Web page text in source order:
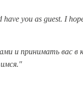
you as guest. I
и принимать вас в